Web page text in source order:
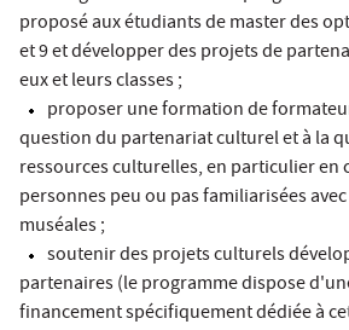
proposé aux étudiants de master des
et 9 et développer des projets de
eux et leurs classes ;
proposer une formation de
question du partenariat culturel et à la
ressources culturelles, en particulier en
personnes peu ou pas familiarisées
muséales ;
soutenir des projets culturels
partenaires (le programme dispose
financement spécifiquement dédiée à